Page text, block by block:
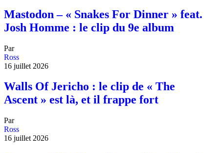
Mastodon – « Snakes For Dinner » feat.
Josh Homme : le clip du 9e album
Par
Ross
16 juillet 2026
Walls Of Jericho : le clip de « The
Ascent » est là, et il frappe fort
Par
Ross
16 juillet 2026